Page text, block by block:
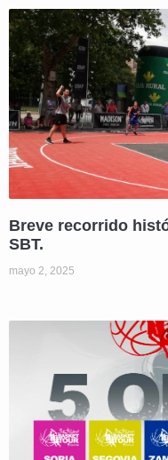
Breve recorrido
SBT.
mayo 2, 2025